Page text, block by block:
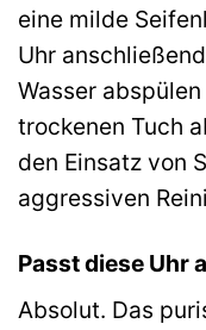
eine milde
Uhr
Wasser
trockenen Tuch
den Einsatz von
aggressiven
Passt diese Uhr
Absolut. Das